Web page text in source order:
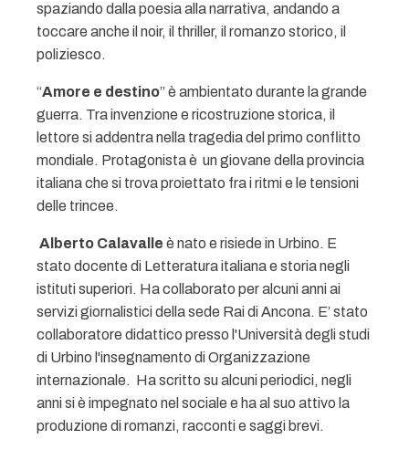
spaziando dalla poesia alla narrativa, andando a
toccare anche il noir, il thriller, il romanzo storico, il
poliziesco.
“Amore e destino” è ambientato durante la grande
guerra. Tra invenzione e ricostruzione storica, il
lettore si addentra nella tragedia del primo conflitto
mondiale. Protagonista è un giovane della provincia
italiana che si trova proiettato fra i ritmi e le tensioni
delle trincee.
Alberto Calavalle è nato e risiede in Urbino. E
stato docente di Letteratura italiana e storia negli
istituti superiori. Ha collaborato per alcuni anni ai
servizi giornalistici della sede Rai di Ancona. E’ stato
collaboratore didattico presso l'Università degli studi
di Urbino l'insegnamento di Organizzazione
internazionale. Ha scritto su alcuni periodici, negli
anni si è impegnato nel sociale e ha al suo attivo la
produzione di romanzi, racconti e saggi brevi.